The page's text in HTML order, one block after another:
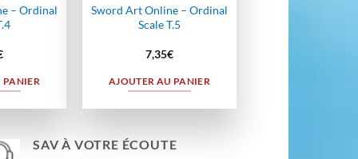
– Ordinal
PANIER
Sword Art Online – Ordinal
Scale T.5
7,35€
AJOUTER AU PANIER
SAV À VOTRE ÉCOUTE